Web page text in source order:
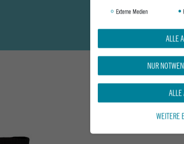
DAS KÖNNTE
Externe Medien
ALLE
NUR
WEITERE